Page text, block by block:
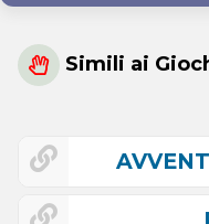
Simili ai